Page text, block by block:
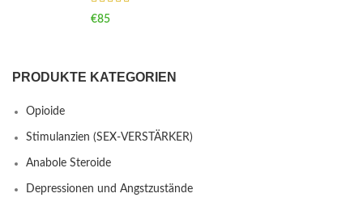
€85
PRODUKTE KATEGORIEN
Opioide
Stimulanzien (SEX-VERSTÄRKER)
Anabole Steroide
Depressionen und Angstzustände